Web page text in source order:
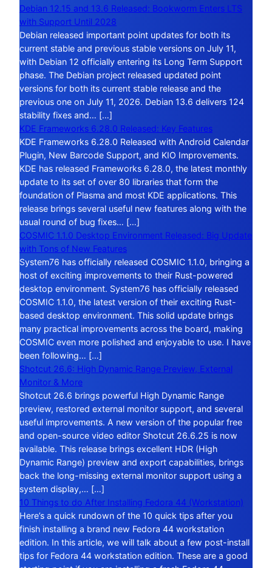
Debian 12.15 and 13.6 Released: Bookworm Enters LTS
with Support Until 2028
Debian released important point updates for both its
current stable and previous stable versions on July 11,
with Debian 12 officially entering its Long Term Support
phase. The Debian project released updated point
versions for both its current stable release and the
previous one on July 11, 2026. Debian 13.6 delivers 124
stability fixes and… […]
KDE Frameworks 6.28.0 Released: Key Features
KDE Frameworks 6.28.0 Released with Android Calendar
Plugin, New Barcode Support, and KIO Improvements.
KDE has released Frameworks 6.28.0, the latest monthly
update to its set of over 80 libraries that form the
foundation of Plasma and most KDE applications. This
release brings several useful new features along with the
usual round of bug fixes… […]
COSMIC 1.1.0 Desktop Environment Released: Big Update
with Tons of New Features
System76 has officially released COSMIC 1.1.0, bringing a
host of exciting improvements to their Rust-powered
desktop environment. System76 has officially released
COSMIC 1.1.0, the latest version of their exciting Rust-
based desktop environment. This solid update brings
many practical improvements across the board, making
COSMIC even more polished and enjoyable to use. I have
been following… […]
Shotcut 26.6: High Dynamic Range Preview, External
Monitor & More
Shotcut 26.6 brings powerful High Dynamic Range
preview, restored external monitor support, and several
useful improvements. A new version of the popular free
and open-source video editor Shotcut 26.6.25 is now
available. This release brings excellent HDR (High
Dynamic Range) preview and export capabilities, brings
back the long-missing external monitor support using a
system display,… […]
10 Things to do After Installing Fedora 44 (Workstation)
Here’s a quick rundown of the 10 quick tips after you
finish installing a brand new Fedora 44 workstation
edition. In this article, we will talk about a few post-install
tips for Fedora 44 workstation edition. These are a good